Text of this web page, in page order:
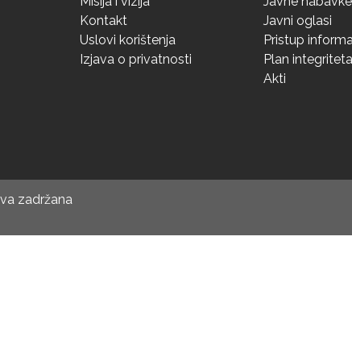
Kontakt
Uslovi korištenja
Izjava o privatnosti
Javni oglasi
Pristup
Plan integriteta
Akti
zadržana